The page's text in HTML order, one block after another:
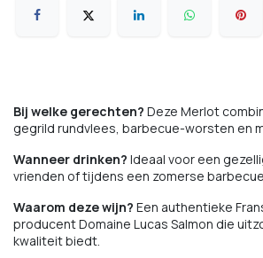
Bij welke gerechten? Deze Merlot
gegrild rundvlees, barbecue-worsten en
Wanneer drinken? Ideaal voor een
vrienden of tijdens een zomerse
Waarom deze wijn? Een authentieke
producent Domaine Lucas Salmon die
kwaliteit biedt.